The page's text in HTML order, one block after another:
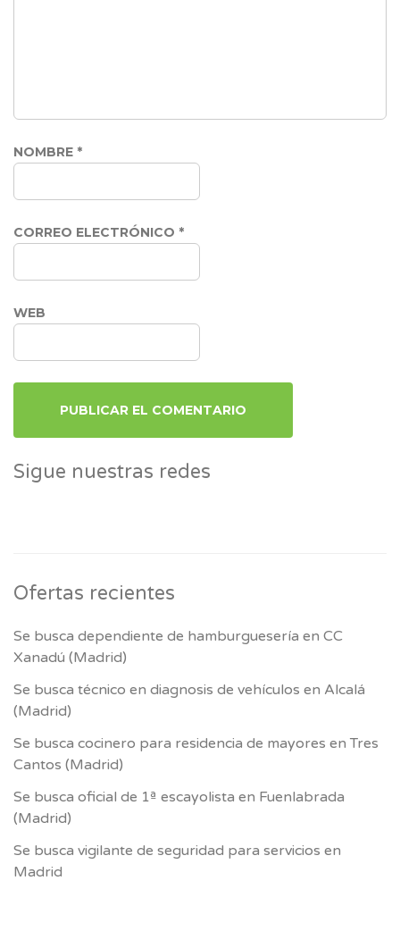
NOMBRE *
CORREO ELECTRÓNICO *
WEB
Sigue nuestras redes
Ofertas recientes
Se busca dependiente de hamburguesería en CC
Xanadú (Madrid)
Se busca técnico en diagnosis de vehículos en Alcalá
(Madrid)
Se busca cocinero para residencia de mayores en Tres
Cantos (Madrid)
Se busca oficial de 1ª escayolista en Fuenlabrada
(Madrid)
Se busca vigilante de seguridad para servicios en
Madrid